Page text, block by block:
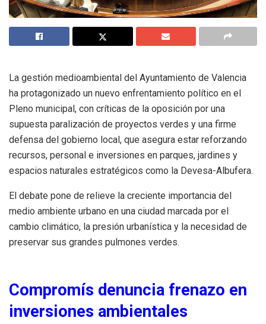
La gestión medioambiental del Ayuntamiento de Valencia
ha protagonizado un nuevo enfrentamiento político en el
Pleno municipal, con críticas de la oposición por una
supuesta paralización de proyectos verdes y una firme
defensa del gobierno local, que asegura estar reforzando
recursos, personal e inversiones en parques, jardines y
espacios naturales estratégicos como la Devesa-Albufera.
El debate pone de relieve la creciente importancia del
medio ambiente urbano en una ciudad marcada por el
cambio climático, la presión urbanística y la necesidad de
preservar sus grandes pulmones verdes.
Compromís denuncia frenazo en
inversiones ambientales